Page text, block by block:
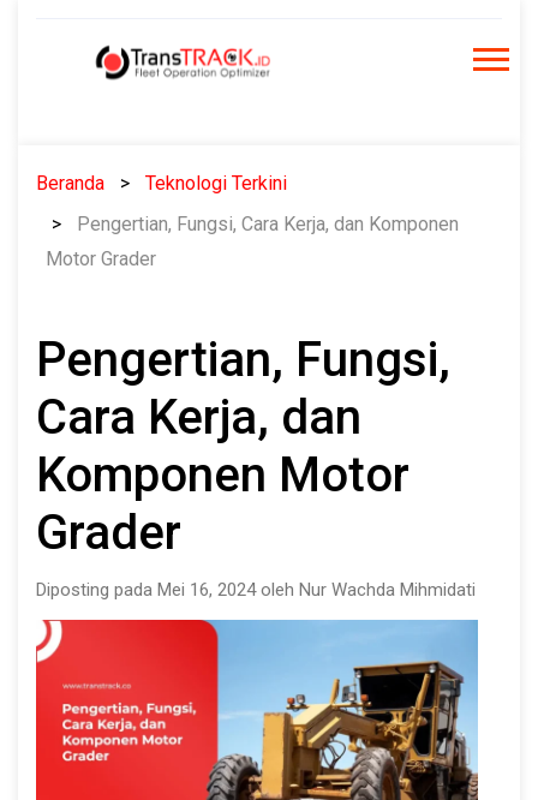
Beranda
Teknologi Terkini
Pengertian, Fungsi, Cara Kerja, dan Komponen
Motor Grader
Pengertian, Fungsi,
Cara Kerja, dan
Komponen Motor
Grader
Diposting pada Mei 16, 2024 oleh Nur Wachda Mihmidati